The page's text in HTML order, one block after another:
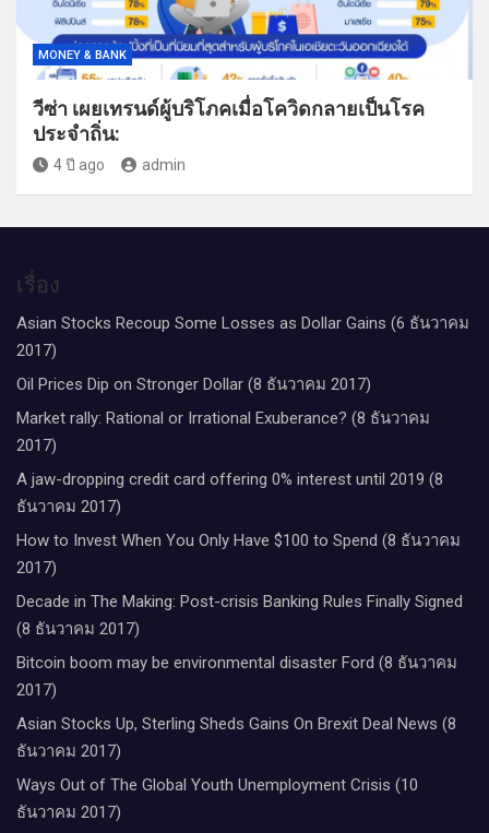
MONEY & BANK
วีซ่า เผยเทรนด์ผู้บริโภคเมื่อโควิดกลายเป็นโรค
ประจำถิ่น:
4 ปี ago admin
เรื่อง
Asian Stocks Recoup Some Losses as Dollar Gains (6 ธันวาคม
2017)
Oil Prices Dip on Stronger Dollar (8 ธันวาคม 2017)
Market rally: Rational or Irrational Exuberance? (8 ธันวาคม
2017)
A jaw-dropping credit card offering 0% interest until 2019 (8
ธันวาคม 2017)
How to Invest When You Only Have $100 to Spend (8 ธันวาคม
2017)
Decade in The Making: Post-crisis Banking Rules Finally Signed
(8 ธันวาคม 2017)
Bitcoin boom may be environmental disaster Ford (8 ธันวาคม
2017)
Asian Stocks Up, Sterling Sheds Gains On Brexit Deal News (8
ธันวาคม 2017)
Ways Out of The Global Youth Unemployment Crisis (10
ธันวาคม 2017)